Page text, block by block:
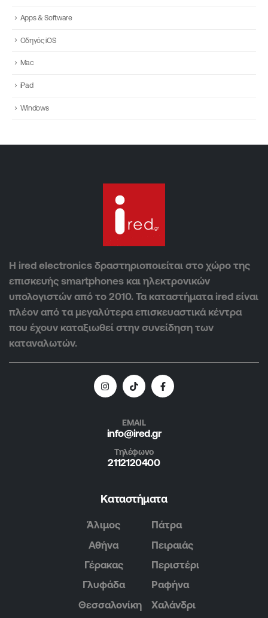
Apps & Software
Οδηγός iOS
Mac
iPad
Windows
Η ired electronics δραστηριοποιείται στο χώρο της
επισκευής smartphones και ηλεκτρονικών
υπολογιστών από το 2010. Τα καταστήματα ired είναι
πλέον από τα μεγαλύτερα επισκευαστικά κέντρα
που έχουν καταξιωθεί στην συνείδηση των
καταναλωτών.
EMAIL
info@ired.gr
Τηλέφωνο
2112120400
Καταστήματα
Άλιμος
Αθήνα
Γέρακας
Γλυφάδα
Θεσσαλονίκη
Πάτρα
Πειραιάς
Περιστέρι
Ραφήνα
Χαλάνδρι